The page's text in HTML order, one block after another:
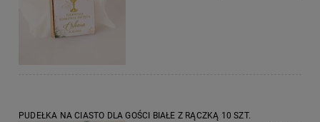
PUDEŁKA NA CIASTO DLA GOŚCI BIAŁE Z RĄCZKĄ 10 SZT.